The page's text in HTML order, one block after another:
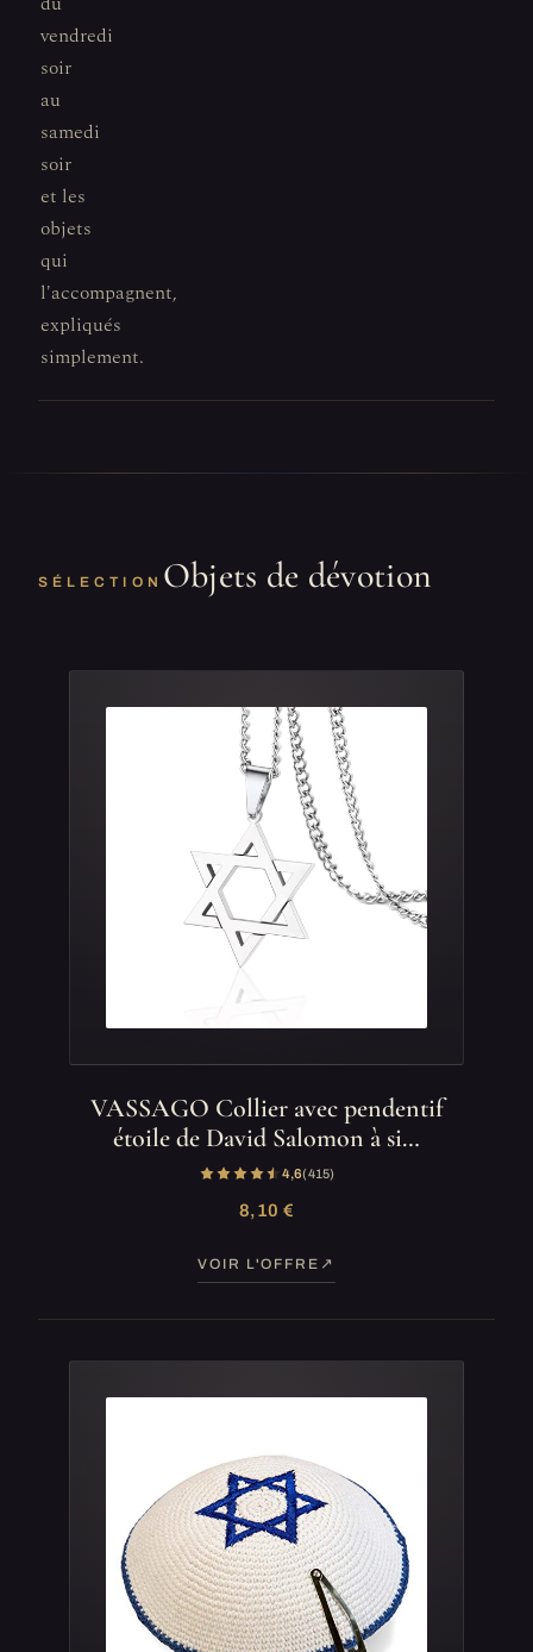
vendredi
soir
au
samedi
soir
et les
objets
qui
l'accompagnent,
expliqués
simplement.
SÉLECTION Objets de dévotion
VASSAGO Collier avec pendentif
étoile de David Salomon à si…
4,6(415)
8,10 €
VOIR L'OFFRE